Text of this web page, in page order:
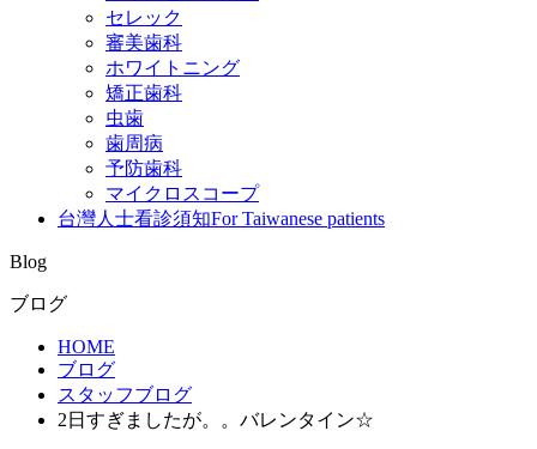
セレック
審美歯科
ホワイトニング
矯正歯科
虫歯
歯周病
予防歯科
マイクロスコープ
台灣人士看診須知For Taiwanese patients
Blog
ブログ
HOME
ブログ
スタッフブログ
2日すぎましたが。。バレンタイン☆